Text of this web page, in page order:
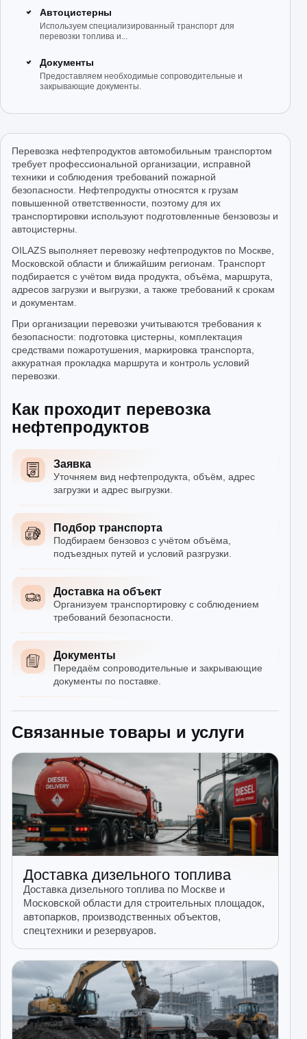
Автоцистерны
Используем специализированный транспорт для
перевозки топлива и...
Документы
Предоставляем необходимые сопроводительные и
закрывающие документы.
Перевозка нефтепродуктов автомобильным транспортом
требует профессиональной организации, исправной
техники и соблюдения требований пожарной
безопасности. Нефтепродукты относятся к грузам
повышенной ответственности, поэтому для их
транспортировки используют подготовленные бензовозы и
автоцистерны.
OILAZS выполняет перевозку нефтепродуктов по Москве,
Московской области и ближайшим регионам. Транспорт
подбирается с учётом вида продукта, объёма, маршрута,
адресов загрузки и выгрузки, а также требований к срокам
и документам.
При организации перевозки учитываются требования к
безопасности: подготовка цистерны, комплектация
средствами пожаротушения, маркировка транспорта,
аккуратная прокладка маршрута и контроль условий
перевозки.
Как проходит перевозка
нефтепродуктов
Заявка
Уточняем вид нефтепродукта, объём, адрес
загрузки и адрес выгрузки.
Подбор транспорта
Подбираем бензовоз с учётом объёма,
подъездных путей и условий разгрузки.
Доставка на объект
Организуем транспортировку с соблюдением
требований безопасности.
Документы
Передаём сопроводительные и закрывающие
документы по поставке.
Связанные товары и услуги
Доставка дизельного топлива
Доставка дизельного топлива по Москве и
Московской области для строительных площадок,
автопарков, производственных объектов,
спецтехники и резервуаров.